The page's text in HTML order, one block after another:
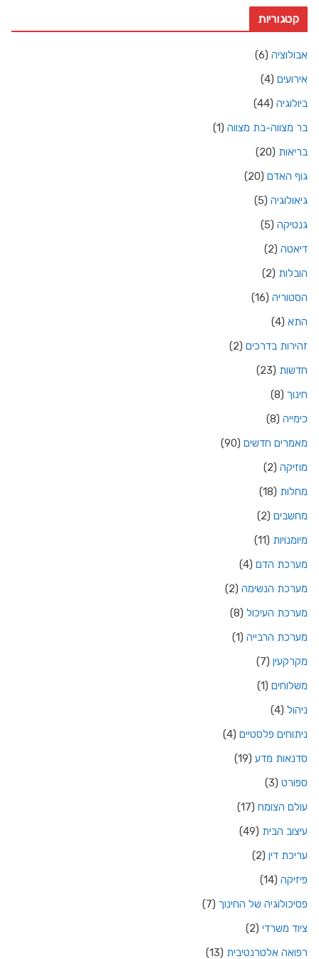
קטגוריות
אבולוציה (6)
אירועים (4)
ביולוגיה (44)
בר מצווה-בת מצווה (1)
בריאות (20)
גוף האדם (20)
גיאולוגיה (5)
גנטיקה (5)
דיאטה (2)
הובלות (2)
הסטוריה (16)
התא (4)
זהירות בדרכים (2)
חדשות (23)
חינוך (8)
כימייה (8)
מאמרים חדשים (90)
מוזיקה (2)
מחלות (18)
מחשבים (2)
מיומנויות (11)
מערכת הדם (4)
מערכת הנשימה (2)
מערכת העיכול (8)
מערכת הרבייה (1)
מקרקעין (7)
משלוחים (1)
ניהול (4)
ניתוחים פלסטיים (4)
סדנאות מדע (19)
ספורט (3)
עולם הצומח (17)
עיצוב הבית (49)
עריכת דין (2)
פיזיקה (14)
פסיכולוגיה של החינוך (7)
ציוד משרדי (2)
רפואה אלטרנטיבית (13)